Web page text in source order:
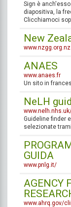
Sign è
diapositiva, la
Clicchiamoci
New
www.nzgg.org.nz
ANAES
www.anaes.fr
Un sito in
NeLH
Guideline finder
selezionate
GUIDA
www.pnlg.it/
AGENCY
www.ahrq.gov/